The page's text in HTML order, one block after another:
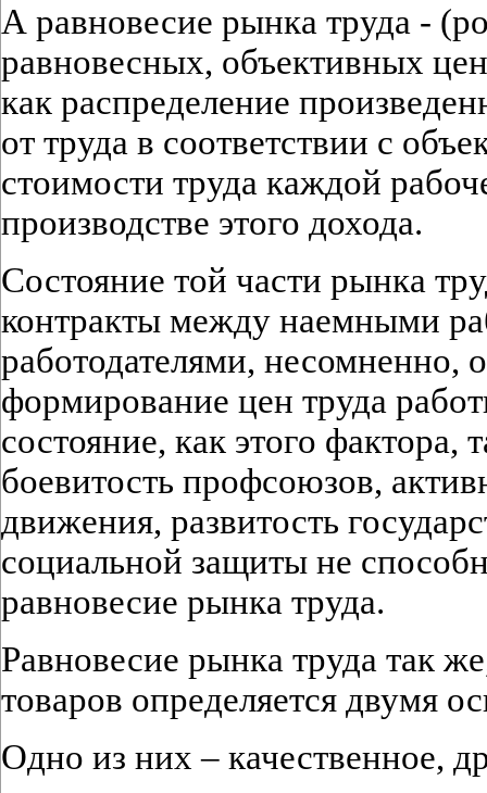
А равновесие рынка труда -
равновесных, объективных
как распределение
от труда в соответствии с
стоимости труда каждой
производстве этого дохода.
Состояние той части рынка
контракты между наемными
работодателями, несомненно,
формирование цен труда
состояние, как этого фактора,
боевитость профсоюзов,
движения, развитость
социальной защиты не
равновесие рынка труда.
Равновесие рынка труда так
товаров определяется двумя
Одно из них – качественное,